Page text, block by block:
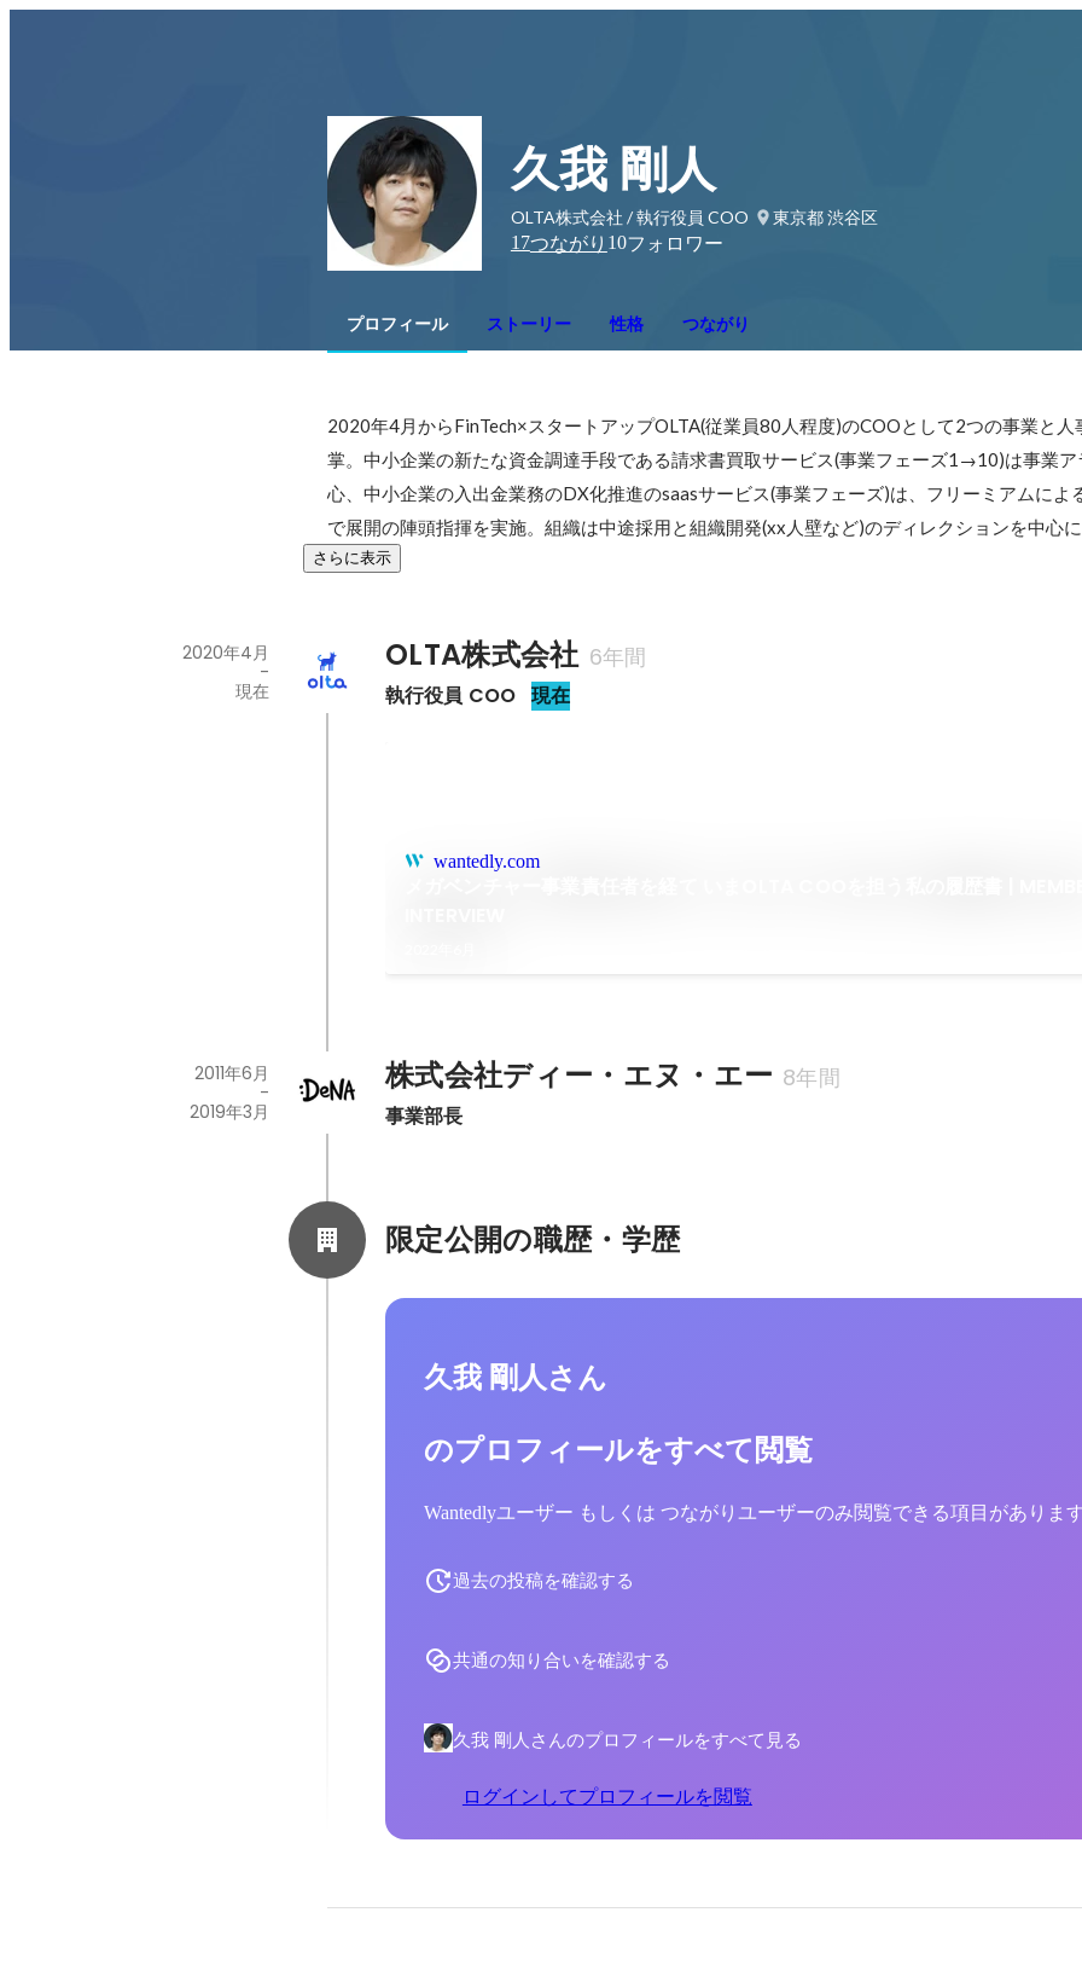
久我 剛人
OLTA株式会社 / 執行役員 COO
東京都 渋谷区
17つながり 10フォロワー
プロフィール ストーリー 性格 つながり
2020年4月からFinTech×スタートアップOLTA(従業員80人程度)のCOOとして2つの事業と人
掌。中小企業の新たな資金調達手段である請求書買取サービス(事業フェーズ1→10)は事業ア
心、中小企業の入出金業務のDX化推進のsaasサービス(事業フェーズ)は、フリーミアムによ
で展開の陣頭指揮を実施。組織は中途採用と組織開発(xx人壁など)のディレクションを中心
さらに表示
OLTA株式会社 6年間
執行役員 COO 現在
2020年4月
-
現在
wantedly.com
株式会社ディー・エヌ・エー 8年間
事業部長
2011年6月
-
2019年3月
限定公開の職歴・学歴
久我 剛人さん
のプロフィールをすべて閲覧
Wantedlyユーザー もしくは つながりユーザーのみ閲覧できる項目がありま
過去の投稿を確認する
共通の知り合いを確認する
久我 剛人さんのプロフィールをすべて見る
ログインしてプロフィールを閲覧